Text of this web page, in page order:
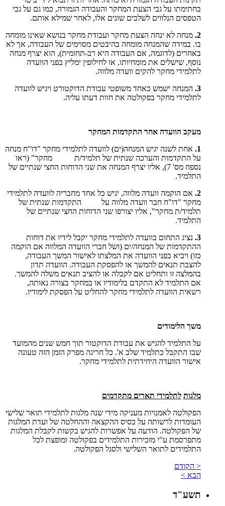
בחתימתו על גבי הצעת המחקר והעבודה הגמורה, כמו גם על גבי
הטפסים הנלווים לשלבים שונים אלו, לאחר שמילא אותם.
2. מנחה לא ינחה הצעת מחקר ועבודת מחקר בנושא שאינו מומחה
בו. במידה שהמנחה מומחה בהיבטים מסוימים של העבודה, אך לא
באחרים (לדוגמה, אם העבודה היא רב-תחומית), הוא יצרף מנחה
נוסף, שישלים את מומחיותו, או לחילופין ימליץ בפני הוועדה
לתלמידי מחקר להקים וועדה מלווה.
3. המנחה ישמש כאחד משופטי עבודת הדוקטורט ויגיש לוועדה
לתלמידי מחקר בפקולטה את חוות דעתו עליה.
מעקב הוועדה אחר התקדמות המחקר
1. אחת לשנה יגיש המנחה(ים) לוועדה לתלמידי מחקר "דו"ח מנחה
על התקדמות והערכה שנתית של תלמיד/ת מחקר" (ראו
נספח מס' 7), אליו יצרף המנחה את שני הדוחות החצי שנתיים של
התלמיד.
2. אם הוקמה וועדה מלווה, יגיש כל אחד מחבריה לוועדה לתלמידי
מחקר "דו"ח חבר וועדה מלווה על התקדמות שנתית של
תלמיד/ת מחקר", אליו יצורפו שני הדוחות החצי שנתיים של
התלמיד.
3. נציג התחום בוועדה לתלמידי מחקר יקבל לידיו את דוחות
ההתקדמות של המנחה/ים (ושל חברי הוועדה המלווה אם הוקמה
כזו) ויביא בפני הוועדה את המלצתו לאישור המשך העבודה,
להצבת תנאים להמשך או להפסקת העבודה. הוועדה תדון
בהמלצה זו ותחליט אם לקבלה או להציב תנאים משלה להמשך.
אם התלמיד לא התקדם בלימודיו או במחקר בצורה נאותה,
רשאית הוועדה לתלמידי מחקר להחליט על הפסקת לימודיו.
משך הלימודים
על התלמיד להגיש את עבודת הדוקטור תוך חמש שנים מהמועד
שבו התקבל כתלמיד שלב א'. כל חריגה מפרק הזמן הזה טעונה
אישור הוועדה היחידתית לתלמידי מחקר.
מלגות לתלמידי תארים מתקדמים
הפקולטה לאמנויות מעניקה מידי שנה מלגות לתלמידי תואר שלישי
העומדות לרשותה על בסיס ההקצאה וההחלטה של ועדת המלגות
של הפקולטה. הודעה על אפשרות להגיש בקשות לקבלת המלגות
מתפרסמת ע"י מזכירות התלמידים בפקולטה ומופצת לכל
התלמידים לתואר השלישי ולסגל הפקולטה.
< הקודם
הבא >
תשע"ד